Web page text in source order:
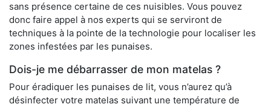
sans présence certaine de ces nuisibles. Vous pouvez
donc faire appel à nos experts qui se serviront de
techniques à la pointe de la technologie pour localiser les
zones infestées par les punaises.
Dois-je me débarrasser de mon matelas ?
Pour éradiquer les punaises de lit, vous n’aurez qu’à
désinfecter votre matelas suivant une température de